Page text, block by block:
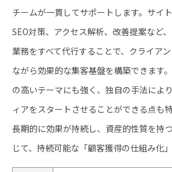
チームが一貫してサポートします。サイ
SEO対策、アクセス解析、改善提案など
業務をすべて代行することで、クライア
ながら効果的な集客基盤を構築できます
の高いテーマにも強く、独自の手法によ
ィアをスタートさせることができる点も特
長期的に効果が持続し、資産的性質を持
じて、持続可能な「顧客獲得の仕組み化